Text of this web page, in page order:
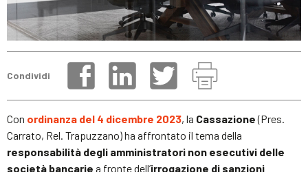
Condividi
Con ordinanza del 4 dicembre 2023, la Cassazione(Pres.
Carrato, Rel. Trapuzzano) ha affrontato il tema della
responsabilità degli amministratori non esecutivi delle
società bancarie a fronte dell’irrogazione di sanzioni